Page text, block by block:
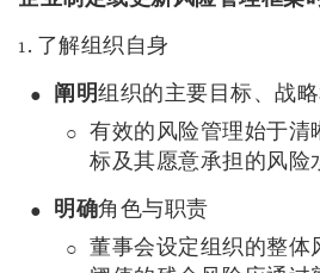
1. 了解组织自身
阐明组织的主要目标、战
有效的风险管理始于清
标及其愿意承担的风险
明确角色与职责
董事会设定组织的整体